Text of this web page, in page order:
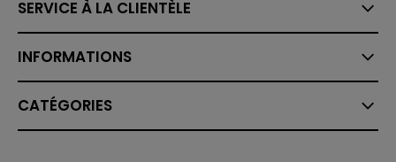
SERVICE À LA CLIENTÈLE
INFORMATIONS
CATÉGORIES